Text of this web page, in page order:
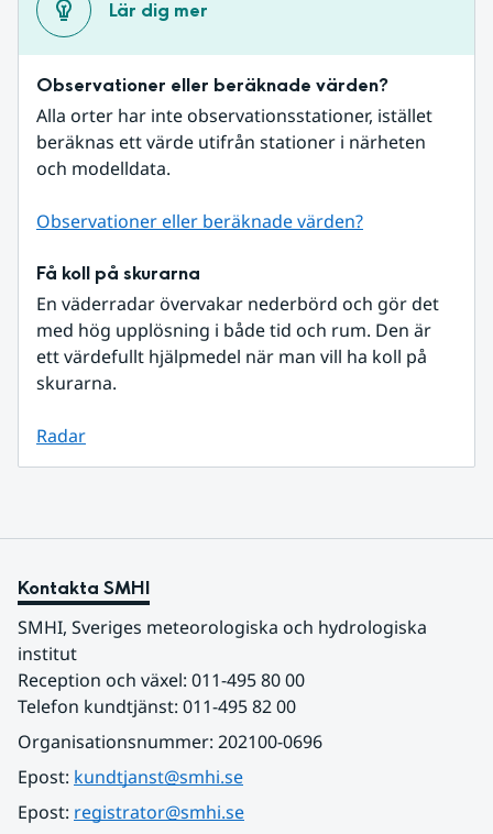
Lär dig mer
Observationer eller beräknade värden?
Alla orter har inte observationsstationer, istället
beräknas ett värde utifrån stationer i närheten
och modelldata.
Observationer eller beräknade värden?
Få koll på skurarna
En väderradar övervakar nederbörd och gör det
med hög upplösning i både tid och rum. Den är
ett värdefullt hjälpmedel när man vill ha koll på
skurarna.
Radar
Kontakta SMHI
SMHI, Sveriges meteorologiska och hydrologiska
institut
Reception och växel: 011-495 80 00
Telefon kundtjänst: 011-495 82 00
Organisationsnummer: 202100-0696
Epost: kundtjanst@smhi.se
Epost: registrator@smhi.se